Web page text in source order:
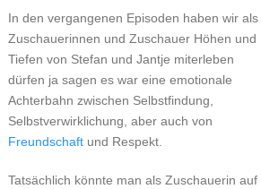
In den vergangenen Episoden haben wir als
Zuschauerinnen und Zuschauer Höhen und
Tiefen von Stefan und Jantje miterleben
dürfen ja sagen es war eine emotionale
Achterbahn zwischen Selbstfindung,
Selbstverwirklichung, aber auch von
Freundschaftund Respekt.
Tatsächlich könnte man als Zuschauerin auf